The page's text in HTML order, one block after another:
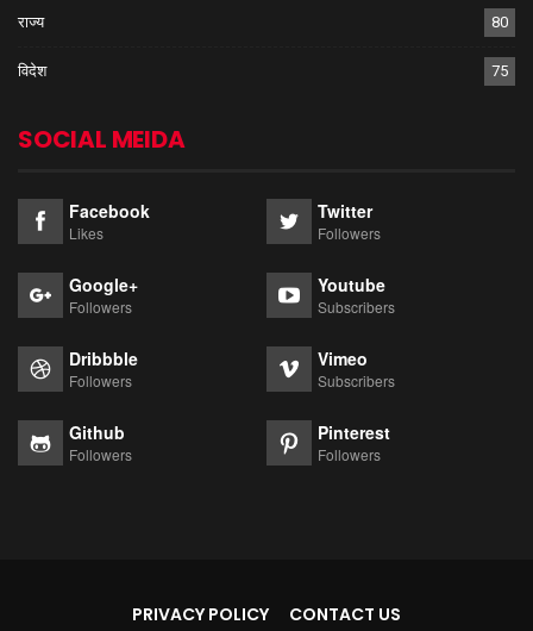
राज्य 80
विदेश 75
SOCIAL MEIDA
Facebook
Likes
Twitter
Followers
Google+
Followers
Youtube
Subscribers
Dribbble
Followers
Vimeo
Subscribers
Github
Followers
Pinterest
Followers
PRIVACY POLICY CONTACT US